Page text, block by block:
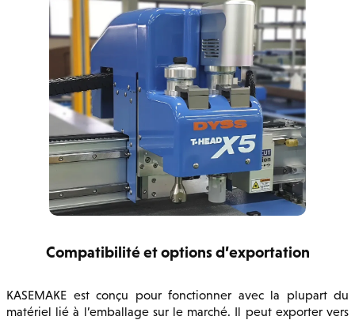
Compatibilité et options d’exportation
KASEMAKE est conçu pour fonctionner avec la plupart du
matériel lié à l’emballage sur le marché. Il peut exporter vers